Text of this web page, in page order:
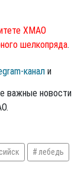
ХМАО
шелкопряда.
канал и
важные новости
лебедь